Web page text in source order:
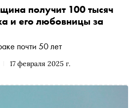
17 февраля 2025 г.
получит 100 тысяч
и его любовницы за
почти 50 лет